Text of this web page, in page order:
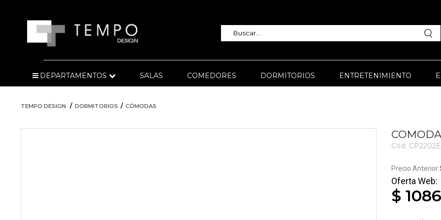
DEPARTAMENTOS SALAS COMEDORES DORMITORIOS ENTRETENIMIENTO
TEMPO DESIGN DORMITORIOS CÓMODAS
Cód:
$